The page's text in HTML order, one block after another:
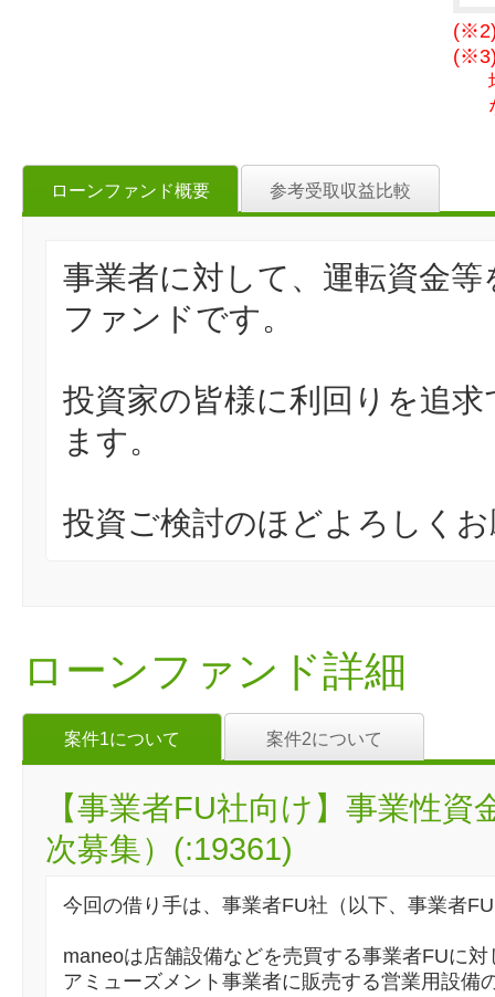
(※2)
(※3)
ローンファンド概要 参考受取収益比較
事業者に対して、運転資金
ファンドです。
投資家の皆様に利回りを追
ます。
投資ご検討のほどよろしく
ローンファンド詳細
案件1について 案件2について
【事業者FU社向け】事業性
次募集）(:19361)
今回の借り手は、事業者FU社（以下、事業者
maneoは店舗設備などを売買する事業者FUに対
アミューズメント事業者に販売する営業用設備